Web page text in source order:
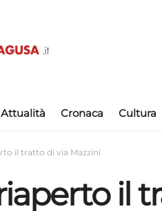
Attualità Cronaca Cultura
il tratto di via Mazzini
il